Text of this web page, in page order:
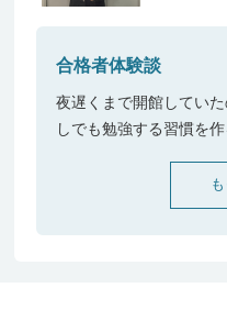
合格者体験談
夜遅くまで開館してい
しでも勉強する習慣を
を読むことで苦手意識
期休みには朝から開館